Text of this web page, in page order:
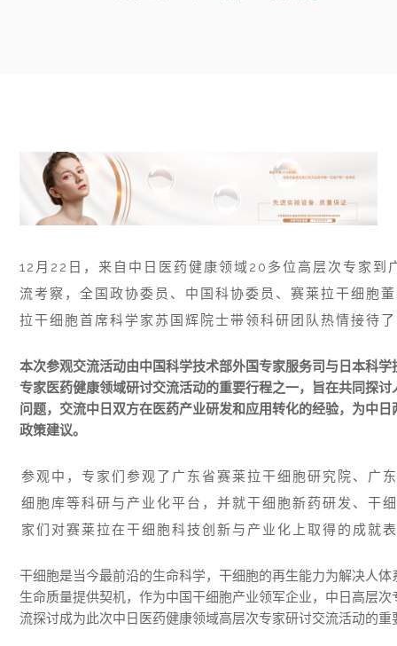
12月22日，来自中日医药健康领域20多位高层次专家
流考察，全国政协委员、中国科协委员、赛莱拉干细胞
拉干细胞首席科学家苏国辉院士带领科研团队热情接待
本次参观交流活动由中国科学技术部外国专家服务司与日本科
专家医药健康领域研讨交流活动的重要行程之一， 旨在共同探
问题，交流中日双方在医药产业研发和应用转化的经验， 为中日
政策建议。
参观中，专家们参观了广东省赛莱拉干细胞研究院、广
细胞库等科研与产业化平台，并就干细胞新药研发、干
家们对赛莱拉在干细胞科技创新与产业化上取得的成就
干细胞是当今最前沿的生命科学，干细胞的再生能力为解决人
生命质量提供契机，作为中国干细胞产业领军企业，中日高层
流探讨成为此次中日医药健康领域高层次专家研讨交流活动的重